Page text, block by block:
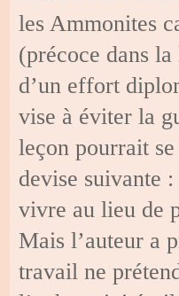
les Ammonites
(précoce dans
d’un effort
vise à éviter la
leçon pourrait
devise suivante
vivre au lieu de
Mais l’auteur a
travail ne